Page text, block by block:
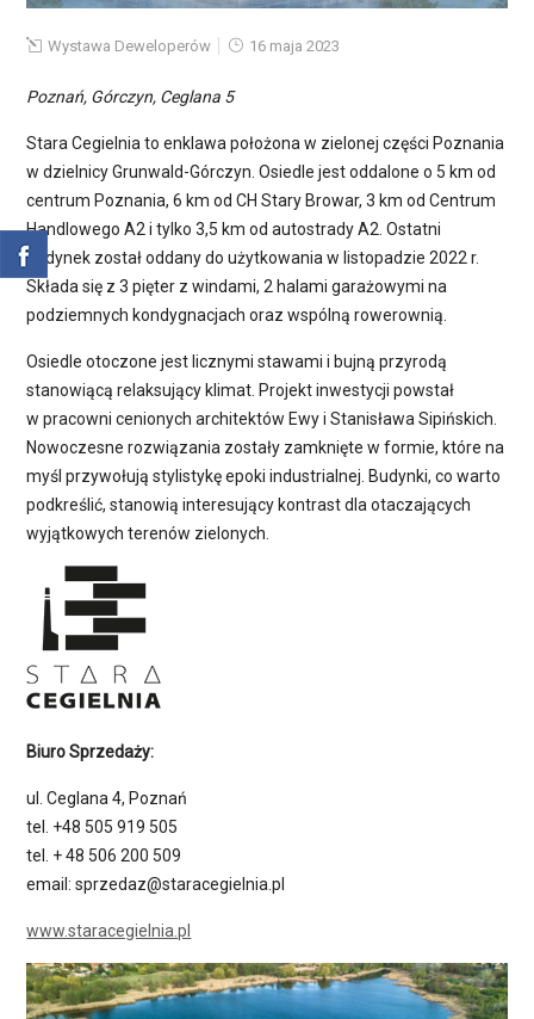
Wystawa Deweloperów 16 maja 2023
Poznań, Górczyn, Ceglana 5
Stara Cegielnia to enklawa położona w zielonej części Poznania
w dzielnicy Grunwald-Górczyn. Osiedle jest oddalone o 5 km od
centrum Poznania, 6 km od CH Stary Browar, 3 km od Centrum
Handlowego A2 i tylko 3,5 km od autostrady A2. Ostatni
budynek został oddany do użytkowania w listopadzie 2022 r.
Składa się z 3 pięter z windami, 2 halami garażowymi na
podziemnych kondygnacjach oraz wspólną rowerownią.
Osiedle otoczone jest licznymi stawami i bujną przyrodą
stanowiącą relaksujący klimat. Projekt inwestycji powstał
w pracowni cenionych architektów Ewy i Stanisława Sipińskich.
Nowoczesne rozwiązania zostały zamknięte w formie, które na
myśl przywołują stylistykę epoki industrialnej. Budynki, co warto
podkreślić, stanowią interesujący kontrast dla otaczających
wyjątkowych terenów zielonych.
Biuro Sprzedaży:
ul. Ceglana 4, Poznań
tel. +48 505 919 505
tel. + 48 506 200 509
email: sprzedaz@staracegielnia.pl
www.staracegielnia.pl